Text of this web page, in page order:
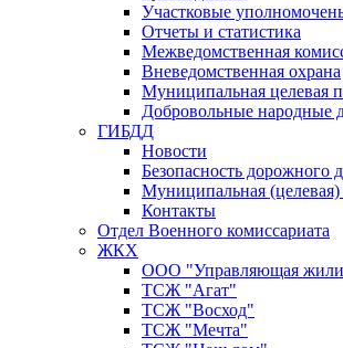
Участковые
Отчеты и статистика
Межведомственная
Вневедомственная охрана
Муниципальная целевая
Добровольные народные
ГИБДД
Новости
Безопасность дорожного
Муниципальная
Контакты
Отдел Военного комиссариата
ЖКХ
ООО "Управляющая
ТСЖ "Агат"
ТСЖ "Восход"
ТСЖ "Мечта"